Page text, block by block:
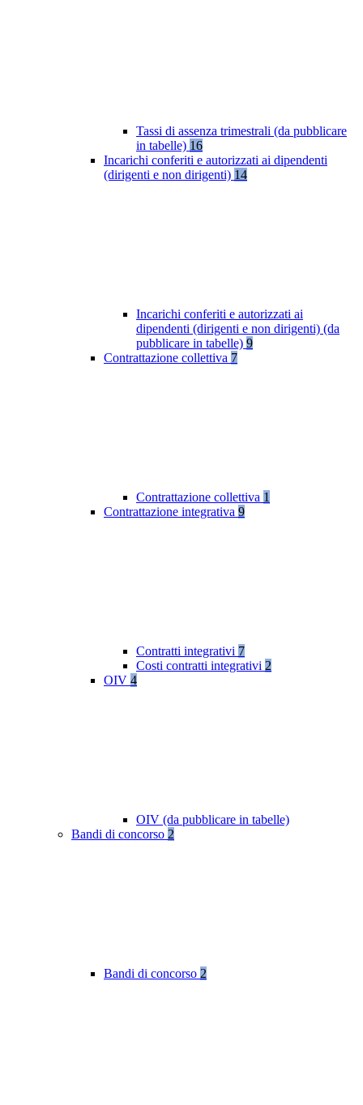
Tassi di assenza trimestrali (da pubblicare
in tabelle) 16
Incarichi conferiti e autorizzati ai dipendenti
(dirigenti e non dirigenti) 14
Incarichi conferiti e autorizzati ai
dipendenti (dirigenti e non dirigenti) (da
pubblicare in tabelle) 9
Contrattazione collettiva 7
Contrattazione collettiva 1
Contrattazione integrativa 9
Contratti integrativi 7
Costi contratti integrativi 2
OIV 4
OIV (da pubblicare in tabelle)
Bandi di concorso 2
Bandi di concorso 2